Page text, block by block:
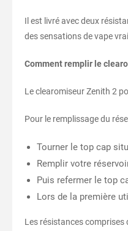
Il est livré avec deux
des sensations de vape
Comment remplir le
Le clearomiseur Zenith 2
Pour le remplissage du
Tourner le top cap
Remplir votre
Puis refermer le top
Lors de la première
Les résistances comprises